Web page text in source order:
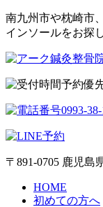
南九州市や枕崎市
インソールをお探
予約優
〒891-0705 鹿児島
HOME
初めての方へ